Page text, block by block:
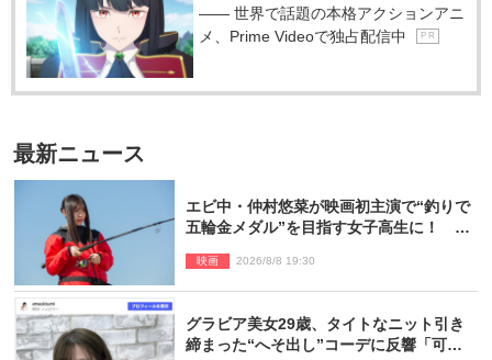
―― 世界で話題の本格アクションアニ
メ、Prime Videoで独占配信中
P R
最新ニュース
エビ中・仲村悠菜が映画初主演で“釣りで
五輪金メダル”を目指す女子高生に！ 映
映画 2026/8/8 19:30
グラビア美女29歳、タイトなニット引き
締まった“へそ出し”コーデに反響「可愛